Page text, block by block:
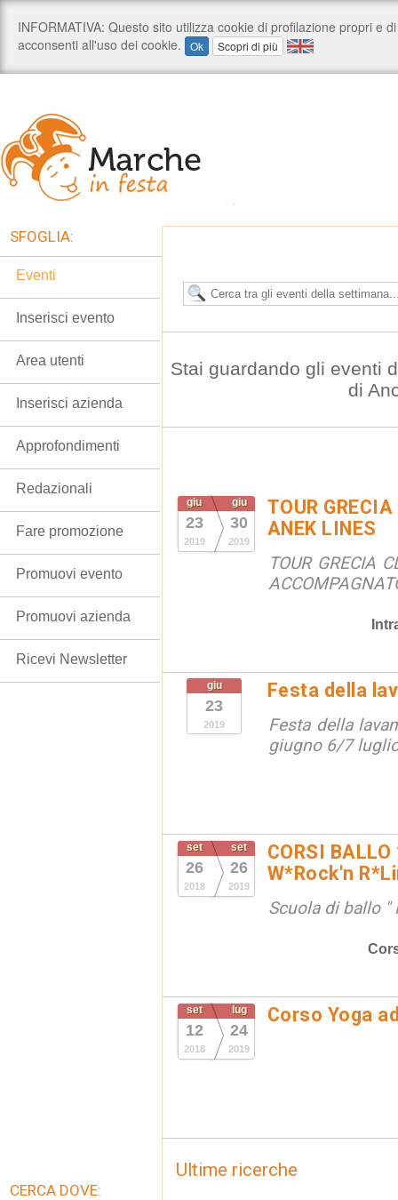
Stai guardando gli eventi
di
giu
23
2019
giu
30
2019
TOUR
ANEK LINES
TOUR GRECIA
giu
23
2019
Festa della
Festa della
giugno 6/7
set
26
2018
set
26
2019
CORSI
W*Rock'n
Scuola di ballo "
set
12
2018
lug
24
2019
Corso Yoga
Ultime ricerche
SFOGLIA:
Eventi
Inserisci evento
Area utenti
Inserisci azienda
Approfondimenti
Redazionali
Fare promozione
Promuovi evento
Promuovi azienda
Ricevi Newsletter
CERCA DOVE: